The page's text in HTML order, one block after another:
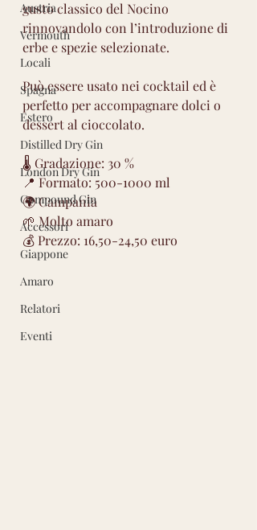
Austria
Vermouth
Locali
Spagna
Estero
Distilled Dry Gin
London Dry Gin
Compound Gin
Accessori
Giappone
Amaro
Relatori
Eventi
gusto classico del Nocino
rinnovandolo con l’introduzione di
erbe e spezie selezionate.
Può essere usato nei cocktail ed è
perfetto per accompagnare dolci o
dessert al cioccolato.
🌡 Gradazione: 30 %
📍 Formato: 500-1000 ml
🌍 Campania
🌱 Molto amaro
💰 Prezzo: 16,50-24,50 euro